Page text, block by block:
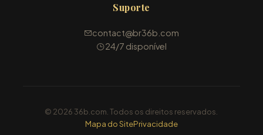
Suporte
contact@br36b.com
24/7 disponível
© 2026 36b.com. Todos os direitos reservados.
Mapa do SitePrivacidade